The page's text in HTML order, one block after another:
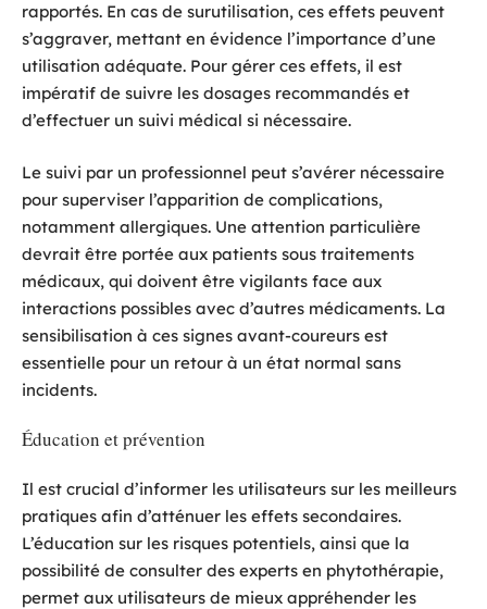
rapportés. En cas de surutilisation, ces effets peuvent
s’aggraver, mettant en évidence l’importance d’une
utilisation adéquate. Pour gérer ces effets, il est
impératif de suivre les dosages recommandés et
d’effectuer un suivi médical si nécessaire.
Le suivi par un professionnel peut s’avérer nécessaire
pour superviser l’apparition de complications,
notamment allergiques. Une attention particulière
devrait être portée aux patients sous traitements
médicaux, qui doivent être vigilants face aux
interactions possibles avec d’autres médicaments. La
sensibilisation à ces signes avant-coureurs est
essentielle pour un retour à un état normal sans
incidents.
Éducation et prévention
Il est crucial d’informer les utilisateurs sur les meilleurs
pratiques afin d’atténuer les effets secondaires.
L’éducation sur les risques potentiels, ainsi que la
possibilité de consulter des experts en phytothérapie,
permet aux utilisateurs de mieux appréhender les